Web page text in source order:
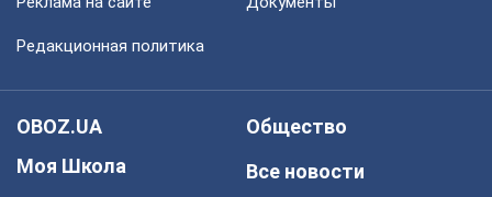
Редакционная политика
OBOZ.UA
Моя Школа
Общество
Все новости